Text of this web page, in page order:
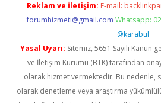
Reklam ve İletişim: E-mail:
forumhizmeti@gmail.com Whatsapp:
@karabul
Yasal Uyarı: Sitemiz, 5651 Sayılı Kanun
ve İletişim Kurumu (BTK) tarafından
olarak hizmet vermektedir. Bu nedenle,
olarak denetleme veya araştırma